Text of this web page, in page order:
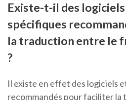
Existe-t-il des
spécifiques
la traduction entre le
?
Il existe en effet des logiciels
recommandés pour faciliter